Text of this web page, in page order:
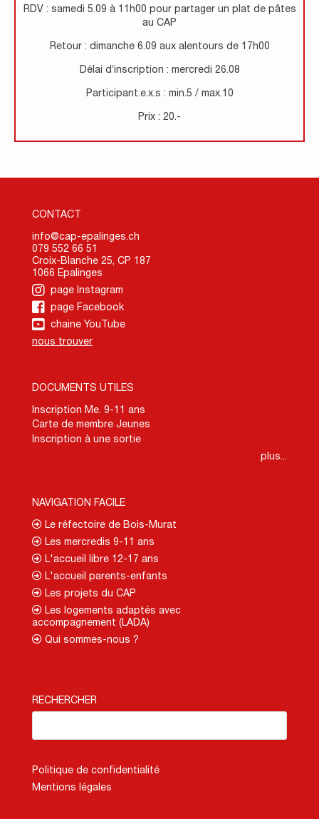
RDV : samedi 5.09 à 11h00 pour partager un plat de pâtes
au CAP
Retour : dimanche 6.09 aux alentours de 17h00
Délai d’inscription : mercredi 26.08
Participant.e.x.s : min.5 / max.10
Prix : 20.-
CONTACT
info@cap-epalinges.ch
079 552 66 51
Croix-Blanche 25, CP 187
1066 Epalinges
page Instagram
page Facebook
chaine YouTube
nous trouver
DOCUMENTS UTILES
Inscription Me. 9-11 ans
Carte de membre Jeunes
Inscription à une sortie
plus...
NAVIGATION FACILE
Le réfectoire de Bois-Murat
Les mercredis 9-11 ans
L'accueil libre 12-17 ans
L'accueil parents-enfants
Les projets du CAP
Les logements adaptés avec
accompagnement (LADA)
Qui sommes-nous ?
RECHERCHER
Politique de confidentialité
Mentions légales